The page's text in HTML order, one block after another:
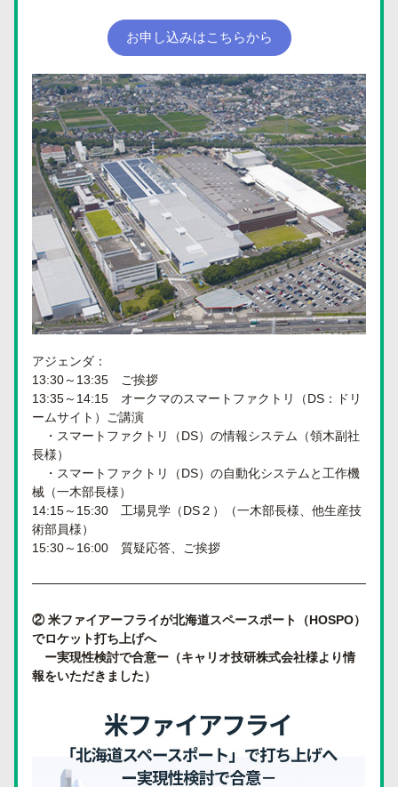
お申し込みはこちらから
アジェンダ：
13:30～13:35　ご挨拶
13:35～14:15　オークマのスマートファクトリ（DS：ドリ
ームサイト）ご講演
・スマートファクトリ（DS）の情報システム（領木副社
長様）
・スマートファクトリ（DS）の自動化システムと工作機
械（一木部長様）
14:15～15:30　工場見学（DS２）（一木部長様、他生産技
術部員様）
15:30～16:00　質疑応答、ご挨拶
② 米ファイアーフライが北海道スペースポート（HOSPO）
でロケット打ち上げへ
ー実現性検討で合意ー（キャリオ技研株式会社様より情
報をいただきました）